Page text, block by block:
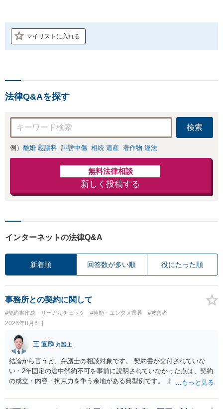
マイリストに入れる
法律Q&Aを探す
検索
例） 離婚 慰謝料 誹謗中傷 相続 遺産 著作物 違法
無料法律相談
新しく投稿する
インターネットの法律Q&A
新着順 回答数が多い順 役にたった順
事務所との契約に関して
#契約書作成・リーガルチェック #芸能・エンタメ業界 #被害者
2026年8月6日
王 宣麟 弁護士
結論から言うと、弁護士の相談対象です。 契約書が交付されていな
い・2年固定の途中解約不可を事前に説明されていなかった点は、契約
の成立・内容・拘束力を争う余地がある典型例です。 まずは、運営と
みてはいかがでしょうか。 また同時並行で（もしまだされていないの